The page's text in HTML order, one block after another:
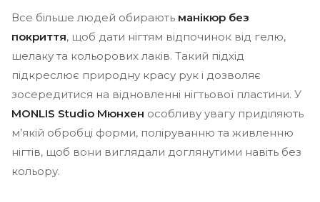
Все більше людей обирають манікюр без
покриття, щоб дати нігтям відпочинок від гелю,
шелаку та кольорових лаків. Такий підхід
підкреслює природну красу рук і дозволяє
зосередитися на відновленні нігтьової пластини. У
MONLIS Studio Мюнхен особливу увагу приділяють
м’якій обробці форми, поліруванню та живленню
нігтів, щоб вони виглядали доглянутими навіть без
кольору.